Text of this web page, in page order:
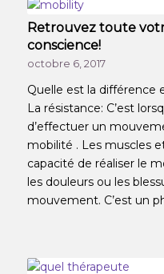
Retrouvez toute
conscience!
octobre 6, 2017
Quelle est la différence
La résistance: C’est
d’effectuer un
mobilité . Les muscles
capacité de réaliser le
les douleurs ou les
mouvement. C’est un